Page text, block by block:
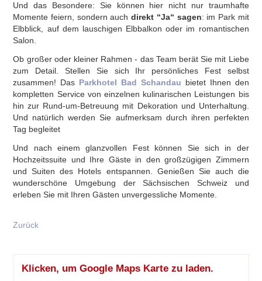
Und das Besondere: Sie können hier nicht nur traumhafte
Momente feiern, sondern auch direkt “Ja“ sagen: im Park mit
Elbblick, auf dem lauschigen Elbbalkon oder im romantischen
Salon.
Ob großer oder kleiner Rahmen - das Team berät Sie mit Liebe
zum Detail. Stellen Sie sich Ihr persönliches Fest selbst
zusammen! Das Parkhotel Bad Schandau bietet Ihnen den
kompletten Service von einzelnen kulinarischen Leistungen bis
hin zur Rund-um-Betreuung mit Dekoration und Unterhaltung.
Und natürlich werden Sie aufmerksam durch ihren perfekten
Tag begleitet
Und nach einem glanzvollen Fest können Sie sich in der
Hochzeitssuite und Ihre Gäste in den großzügigen Zimmern
und Suiten des Hotels entspannen. Genießen Sie auch die
wunderschöne Umgebung der Sächsischen Schweiz und
erleben Sie mit Ihren Gästen unvergessliche Momente.
Zurück
Klicken, um Google Maps Karte zu laden.